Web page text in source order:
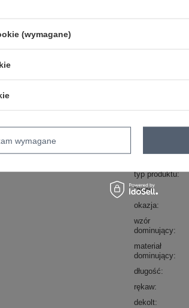
typ produktu
fason
okazja
wzór
dominujący
materiał
dominujący
długość
rękaw
dekolt
(wymagane)
wymagane